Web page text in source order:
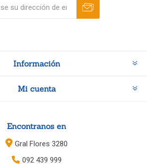
Información
Mi cuenta
Encontranos en
Gral Flores 3280
092 439 999